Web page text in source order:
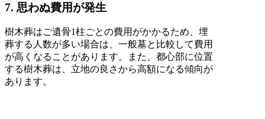
7. 思わぬ費用が発生
樹木葬はご遺骨1柱ごとの費用がかかるため、埋
葬する人数が多い場合は、一般墓と比較して費用
が高くなることがあります。また、都心部に位置
する樹木葬は、立地の良さから高額になる傾向が
あります。